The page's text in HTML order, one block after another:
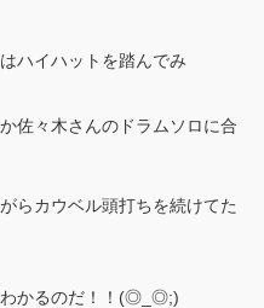
ハイハットを踏んでみ
佐々木さんのドラムソロに合
らカウベル頭打ちを続けてた
わかるのだ！！(◎_◎;)